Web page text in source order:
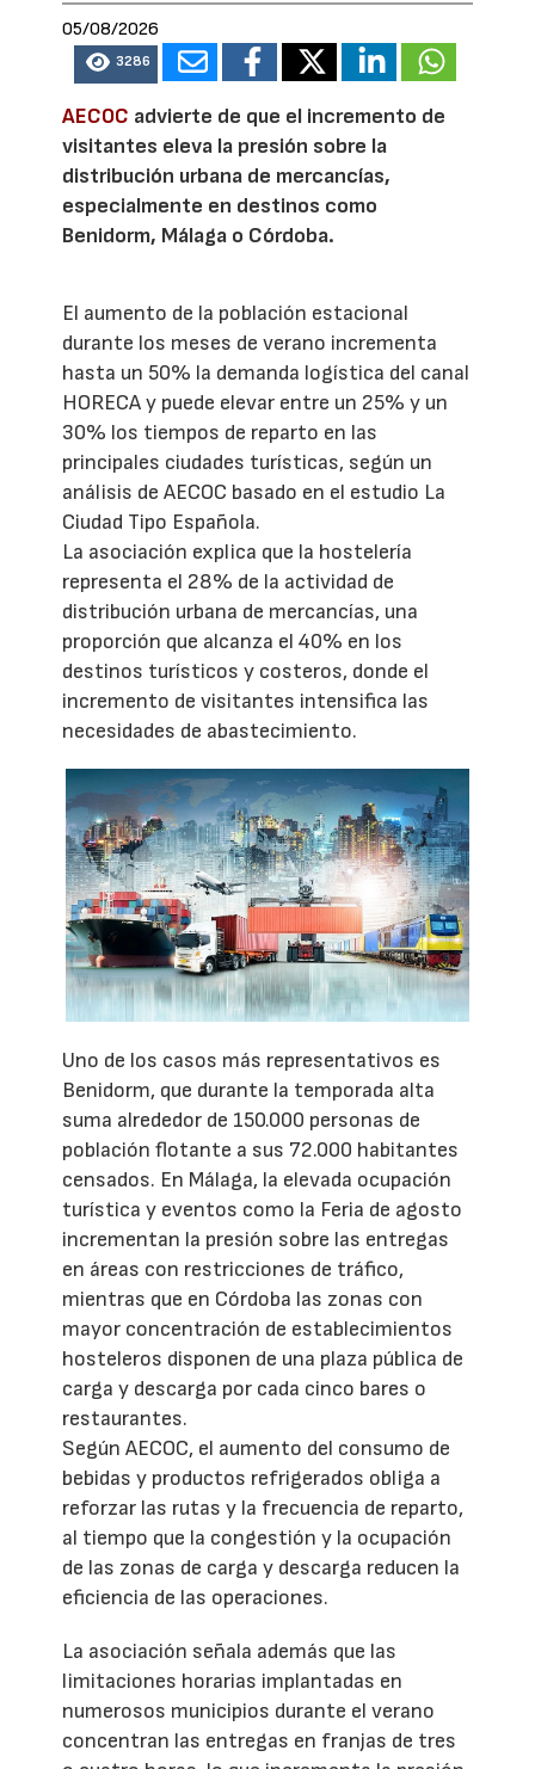
05/08/2026
3286
AECOC advierte de que el incremento de
visitantes eleva la presión sobre la
distribución urbana de mercancías,
especialmente en destinos como
Benidorm, Málaga o Córdoba.
El aumento de la población estacional
durante los meses de verano incrementa
hasta un 50% la demanda logística del canal
HORECA y puede elevar entre un 25% y un
30% los tiempos de reparto en las
principales ciudades turísticas, según un
análisis de AECOC basado en el estudio La
Ciudad Tipo Española.
La asociación explica que la hostelería
representa el 28% de la actividad de
distribución urbana de mercancías, una
proporción que alcanza el 40% en los
destinos turísticos y costeros, donde el
incremento de visitantes intensifica las
necesidades de abastecimiento.
Uno de los casos más representativos es
Benidorm, que durante la temporada alta
suma alrededor de 150.000 personas de
población flotante a sus 72.000 habitantes
censados. En Málaga, la elevada ocupación
turística y eventos como la Feria de agosto
incrementan la presión sobre las entregas
en áreas con restricciones de tráfico,
mientras que en Córdoba las zonas con
mayor concentración de establecimientos
hosteleros disponen de una plaza pública de
carga y descarga por cada cinco bares o
restaurantes.
Según AECOC, el aumento del consumo de
bebidas y productos refrigerados obliga a
reforzar las rutas y la frecuencia de reparto,
al tiempo que la congestión y la ocupación
de las zonas de carga y descarga reducen la
eficiencia de las operaciones.
La asociación señala además que las
limitaciones horarias implantadas en
numerosos municipios durante el verano
concentran las entregas en franjas de tres